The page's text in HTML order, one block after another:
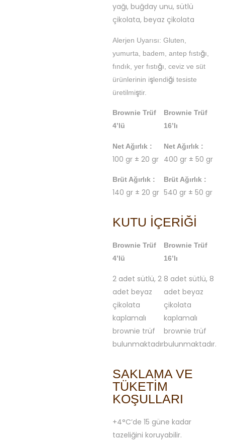
yağı, buğday unu, sütlü
çikolata, beyaz çikolata
Alerjen Uyarısı: Gluten,
yumurta, badem, antep fıstığı,
fındık, yer fıstığı, ceviz ve süt
ürünlerinin işlendiği tesiste
üretilmiştir.
Brownie Trüf
4’lü
Net Ağırlık :
100 gr ± 20 gr
Brüt Ağırlık :
140 gr ± 20 gr
Brownie Trüf
16’lı
Net Ağırlık :
400 gr ± 50 gr
Brüt Ağırlık :
540 gr ± 50 gr
KUTU İÇERIĞI
Brownie Trüf
4’lü
2 adet sütlü, 2
adet beyaz
çikolata
kaplamalı
brownie trüf
bulunmaktadır.
Brownie Trüf
16’lı
8 adet sütlü, 8
adet beyaz
çikolata
kaplamalı
brownie trüf
bulunmaktadır.
SAKLAMA VE
TÜKETIM
KOŞULLARI
+4°C’de 15 güne kadar
tazeliğini koruyabilir.